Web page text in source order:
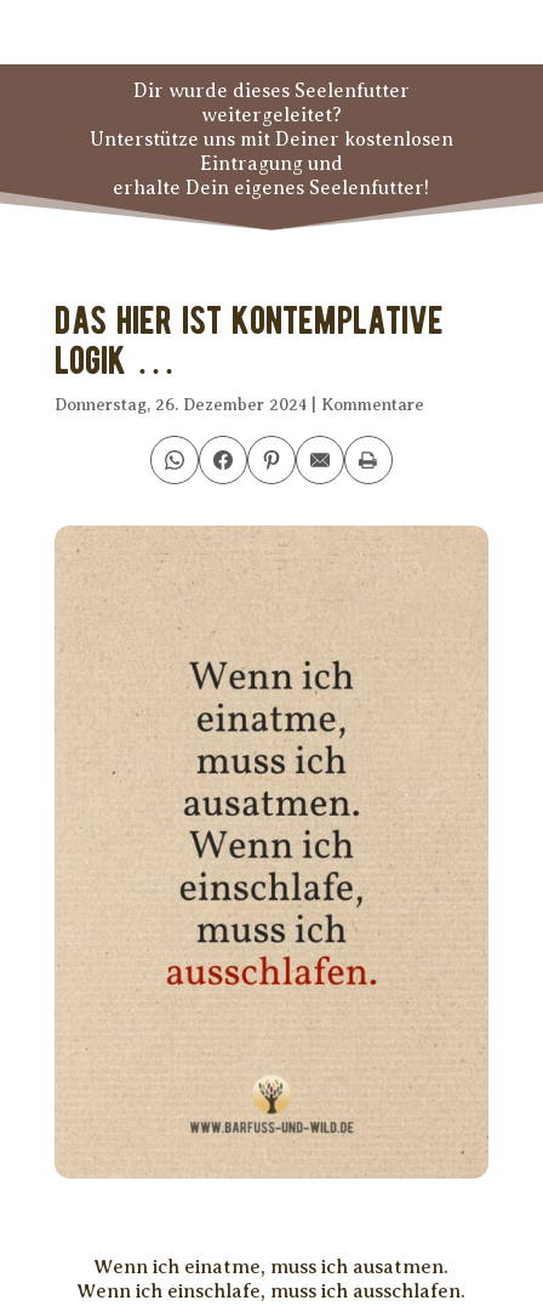
Dir wurde dieses Seelenfutter
weitergeleitet?
Unterstütze uns mit Deiner kostenlosen
Eintragung und
erhalte Dein eigenes Seelenfutter!
Das hier ist kontemplative
Logik …
Donnerstag, 26. Dezember 2024| Kommentare
Wenn ich einatme, muss ich ausatmen.
Wenn ich einschlafe, muss ich ausschlafen.